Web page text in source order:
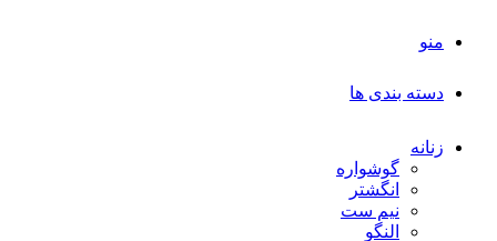
منو
دسته بندی ها
زنانه
گوشواره
انگشتر
نیم ست
النگو